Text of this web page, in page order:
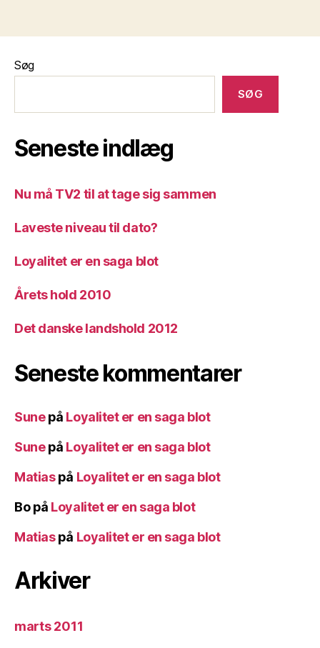
Søg
SØG
Seneste indlæg
Nu må TV2 til at tage sig sammen
Laveste niveau til dato?
Loyalitet er en saga blot
Årets hold 2010
Det danske landshold 2012
Seneste kommentarer
Sunepå Loyalitet er en saga blot
Sunepå Loyalitet er en saga blot
Matiaspå Loyalitet er en saga blot
Bopå Loyalitet er en saga blot
Matiaspå Loyalitet er en saga blot
Arkiver
marts 2011